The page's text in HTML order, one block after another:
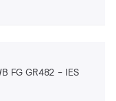
FG GR482 IES